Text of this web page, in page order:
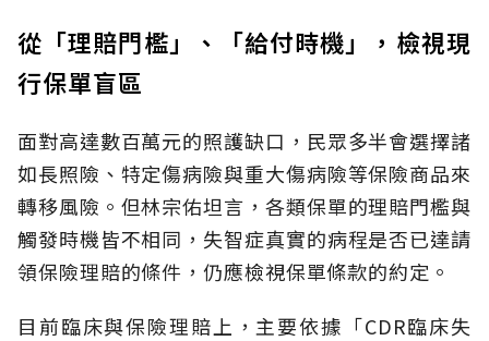
從「理賠門檻」、「給付時機」，檢視現
行保單盲區
面對高達數百萬元的照護缺口，民眾多半會選擇諸
如長照險、特定傷病險與重大傷病險等保險商品來
轉移風險。但林宗佑坦言，各類保單的理賠門檻與
觸發時機皆不相同，失智症真實的病程是否已達請
領保險理賠的條件，仍應檢視保單條款的約定。
目前臨床與保險理賠上，主要依據「CDR臨床失